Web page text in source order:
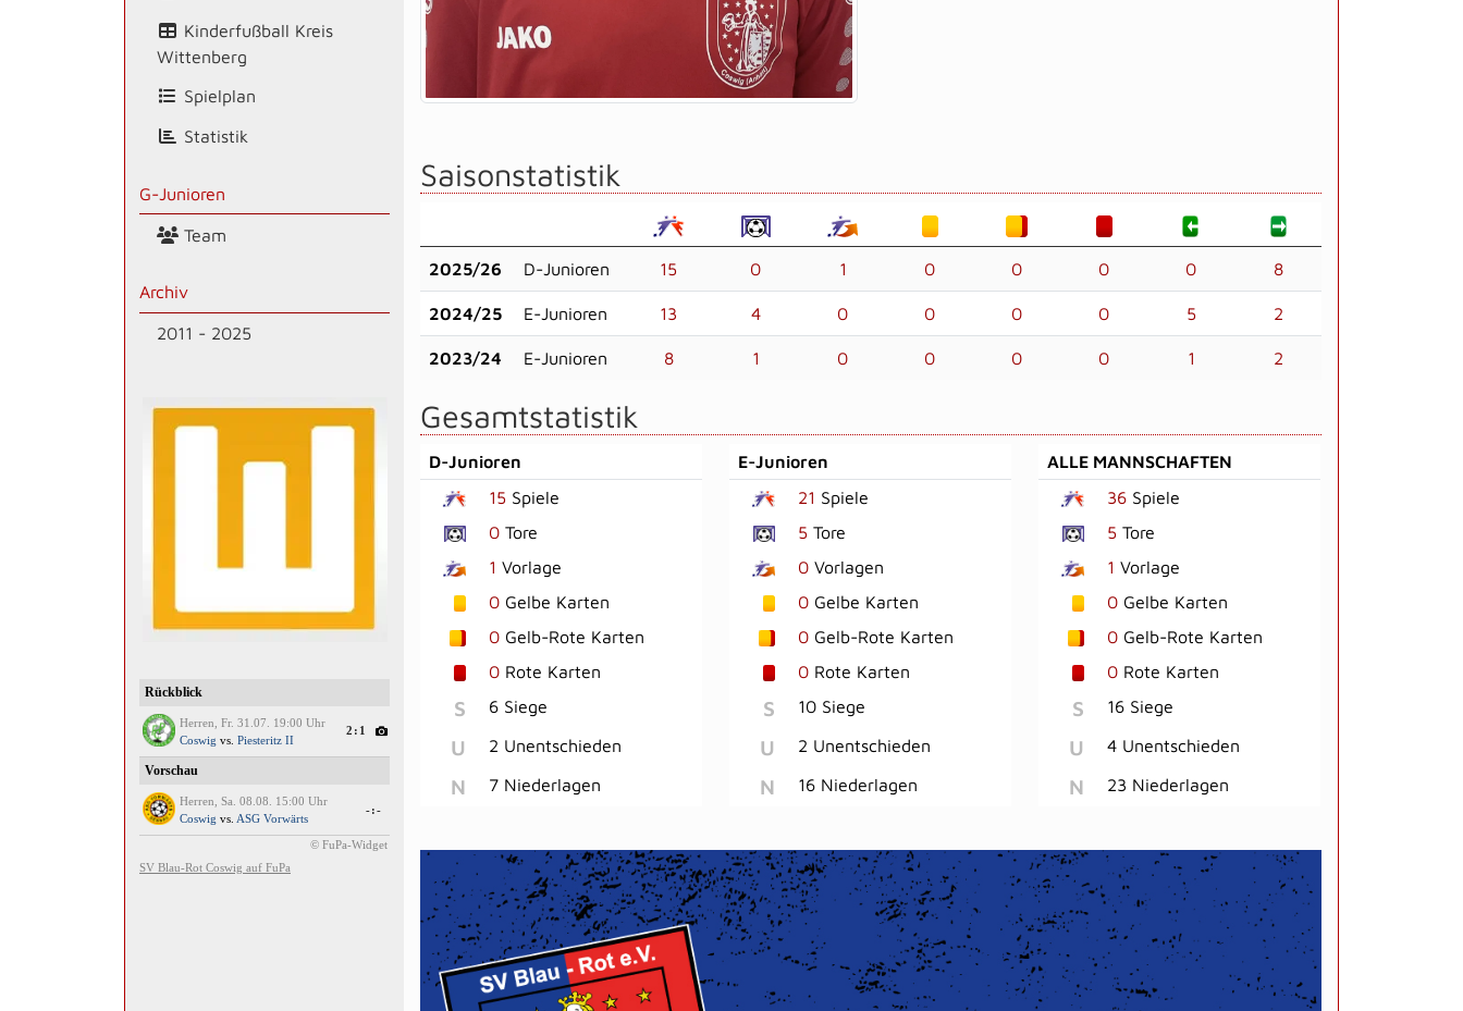
Kinderfußball Kreis
Wittenberg
Spielplan
Statistik
G-Junioren
Team
Archiv
2011 - 2025
Saisonstatistik
2025/26 D-Junioren 15 0 1 0 0 0 0 8
2024/25 E-Junioren 13 4 0 0 0 0 5 2
2023/24 E-Junioren 8 1 0 0 0 0 1 2
Gesamtstatistik
D-Junioren
15 Spiele
0 Tore
1 Vorlage
0 Gelbe Karten
0 Gelb-Rote Karten
0 Rote Karten
S 6 Siege
U 2 Unentschieden
N 7 Niederlagen
E-Junioren
21 Spiele
5 Tore
0Vorlagen
0Gelbe Karten
0Gelb-Rote Karten
0Rote Karten
S 10 Siege
U 2 Unentschieden
N 16 Niederlagen
ALLE MANNSCHAFTEN
36Spiele
5 Tore
1 Vorlage
0Gelbe Karten
0Gelb-Rote Karten
0Rote Karten
S 16 Siege
U 4 Unentschieden
N 23 Niederlagen